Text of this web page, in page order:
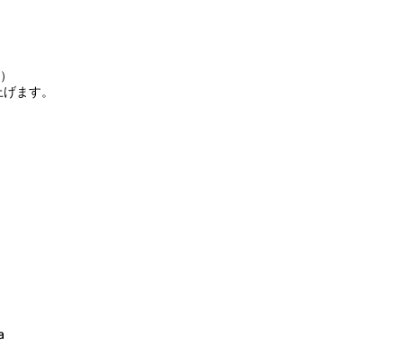
ます。